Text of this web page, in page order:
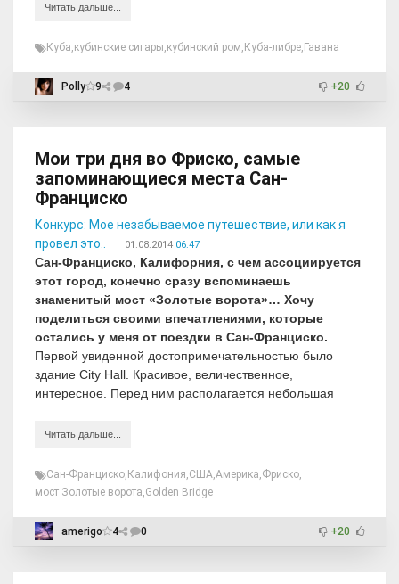
Читать дальше...
Куба кубинские сигары кубинский ром Куба-либре Гавана
Polly 9 4 +20
Мои три дня во Фриско, самые
запоминающиеся места Сан-
Франциско
Конкурс: Мое незабываемое путешествие, или как я
провел это..
01.08.2014 06:47
Сан-Франциско, Калифорния, с чем ассоциируется
этот город, конечно сразу вспоминаешь
знаменитый мост «Золотые ворота»… Хочу
поделиться своими впечатлениями, которые
остались у меня от поездки в Сан-Франциско.
Первой увиденной достопримечательностью было
здание City Hall. Красивое, величественное,
интересное. Перед ним располагается небольшая
Читать дальше...
Сан-Франциско Калифония США Америка Фриско
мост Золотые ворота Golden Bridge
amerigo 4 0 +20